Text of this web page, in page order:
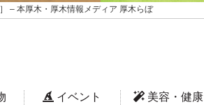
– 本厚木・厚木情報メディア 厚木らぼ
イベント 美容・健康